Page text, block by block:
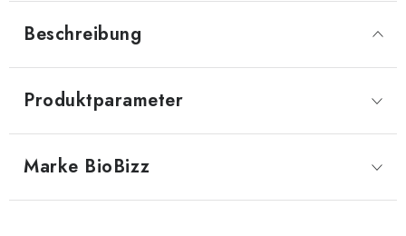
Beschreibung
Produktparameter
Marke BioBizz